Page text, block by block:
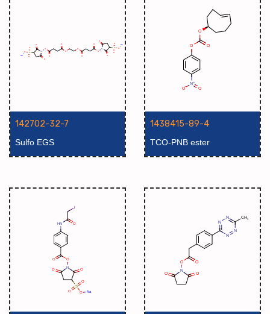
142702-32-7
Sulfo EGS
1438415-89-4
TCO-PNB ester